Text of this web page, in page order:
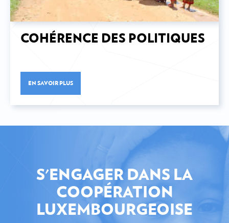
COHÉRENCE DES POLITIQUES
EN SAVOIR PLUS
S'ENGAGER DANS LA
COOPÉRATION
LUXEMBOURGEOISE